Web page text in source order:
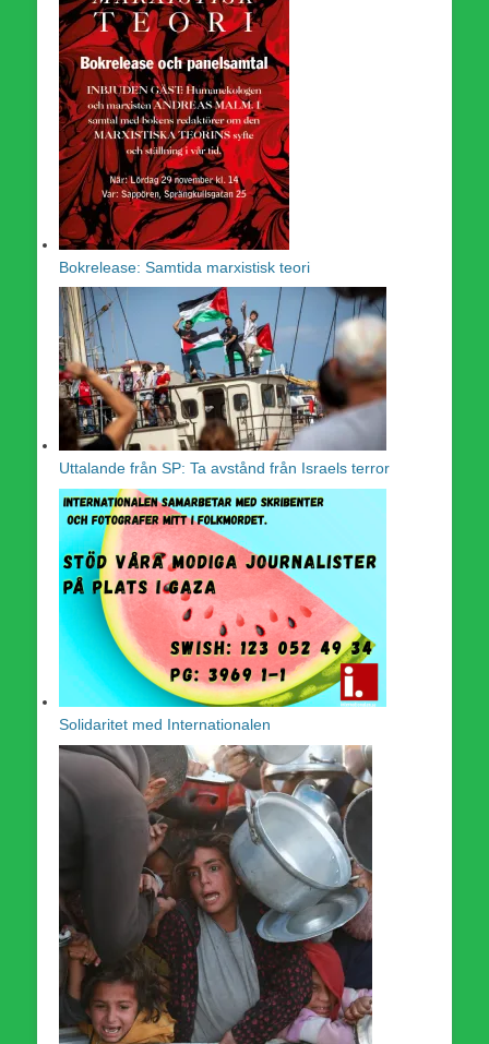
Bokrelease: Samtida marxistisk teori
Uttalande från SP: Ta avstånd från Israels terror
Solidaritet med Internationalen